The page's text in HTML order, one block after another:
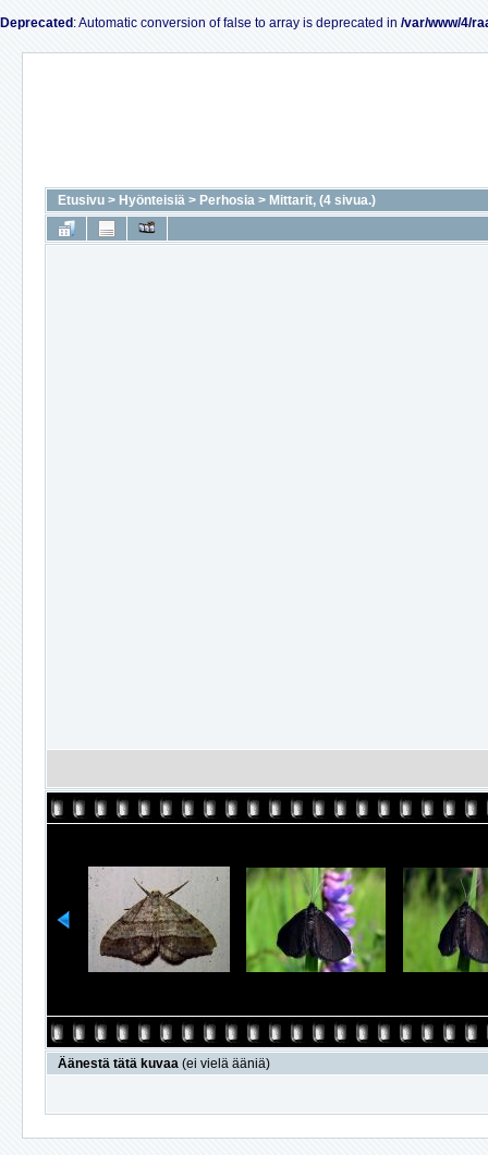
Deprecated : Automatic conversion of false to array is deprecated in /var/www/4/
Etusivu > Hyönteisiä > Perhosia > Mittarit, (4 sivua.)
Äänestä tätä kuvaa (ei vielä ääniä)